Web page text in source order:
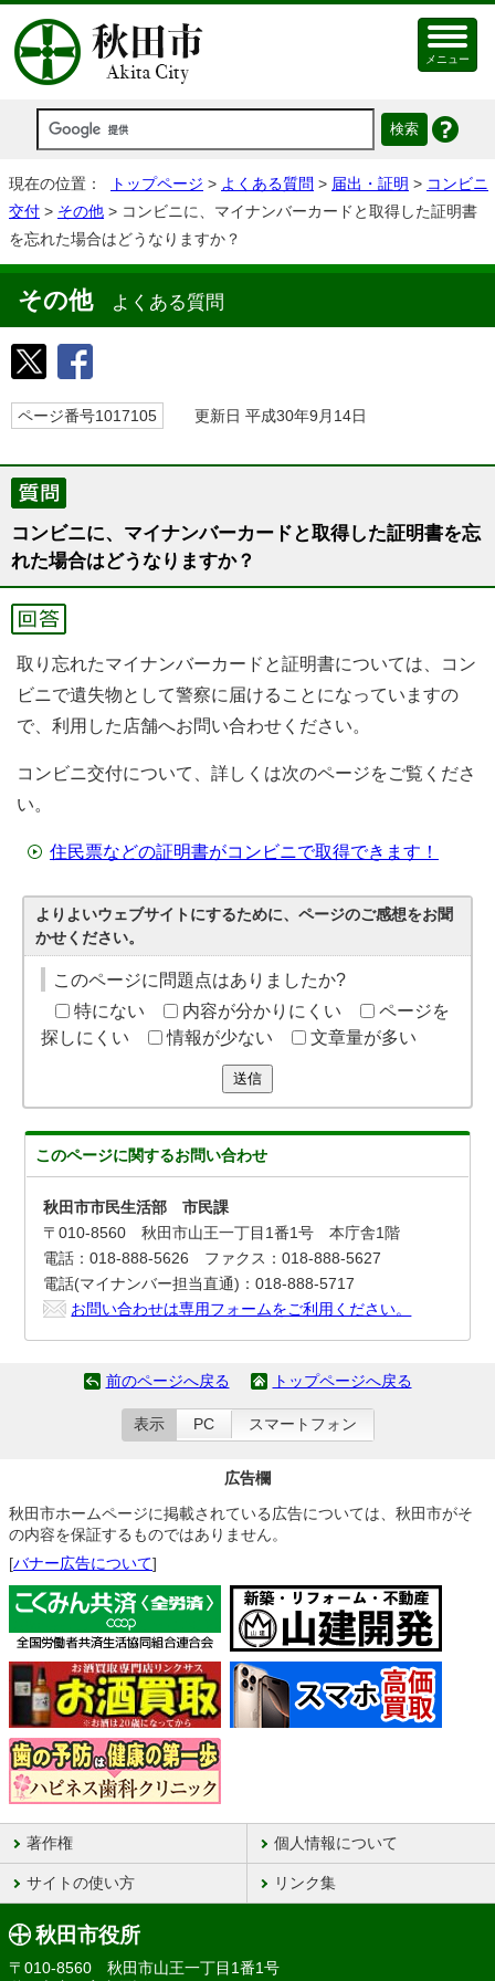
メニュー
現在の位置： トップページ > よくある質問 > 届出・証明 > コンビニ
交付 > その他 > コンビニに、マイナンバーカードと取得した証明書
を忘れた場合はどうなりますか？
その他よくある質問
ページ番号1017105 更新日 平成30年9月14日
コンビニに、マイナンバーカードと取得した証明書を忘
れた場合はどうなりますか？
取り忘れたマイナンバーカードと証明書については、コン
ビニで遺失物として警察に届けることになっていますの
で、利用した店舗へお問い合わせください。
コンビニ交付について、詳しくは次のページをご覧くださ
い。
住民票などの証明書がコンビニで取得できます！
よりよいウェブサイトにするために、ページのご感想をお聞
かせください。
このページに問題点はありましたか?
特にない
内容が分かりにくい
ページを
探しにくい
情報が少ない 文章量が多い
送信
このページに関するお問い合わせ
秋田市市民生活部 市民課
〒010-8560 秋田市山王一丁目1番1号 本庁舎1階
電話：018-888-5626 ファクス：018-888-5627
電話(マイナンバー担当直通)：018-888-5717
お問い合わせは専用フォームをご利用ください。
前のページへ戻る トップページへ戻る
表示 PC スマートフォン
広告欄
秋田市ホームページに掲載されている広告については、秋田市がそ
の内容を保証するものではありません。
[バナー広告について]
著作権 個人情報について
サイトの使い方 リンク集
秋田市役所
〒010-8560 秋田市山王一丁目1番1号